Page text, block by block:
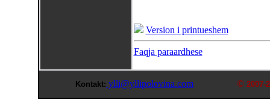
Version i printueshem
Faqja paraardhese
Kontakt: ylli@yllipolovina.com © 2007-